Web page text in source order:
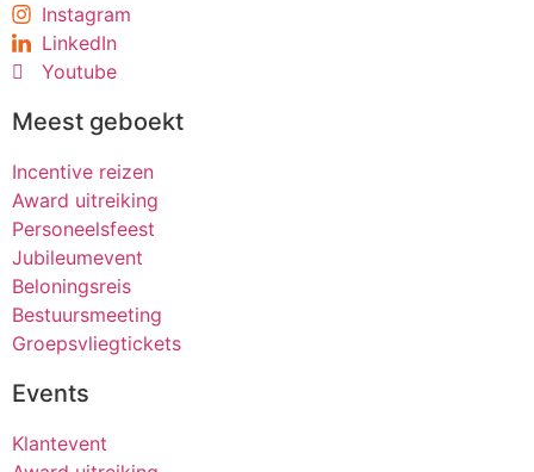
Instagram
LinkedIn
Youtube
Meest geboekt
Incentive reizen
Award uitreiking
Personeelsfeest
Jubileumevent
Beloningsreis
Bestuursmeeting
Groepsvliegtickets
Events
Klantevent